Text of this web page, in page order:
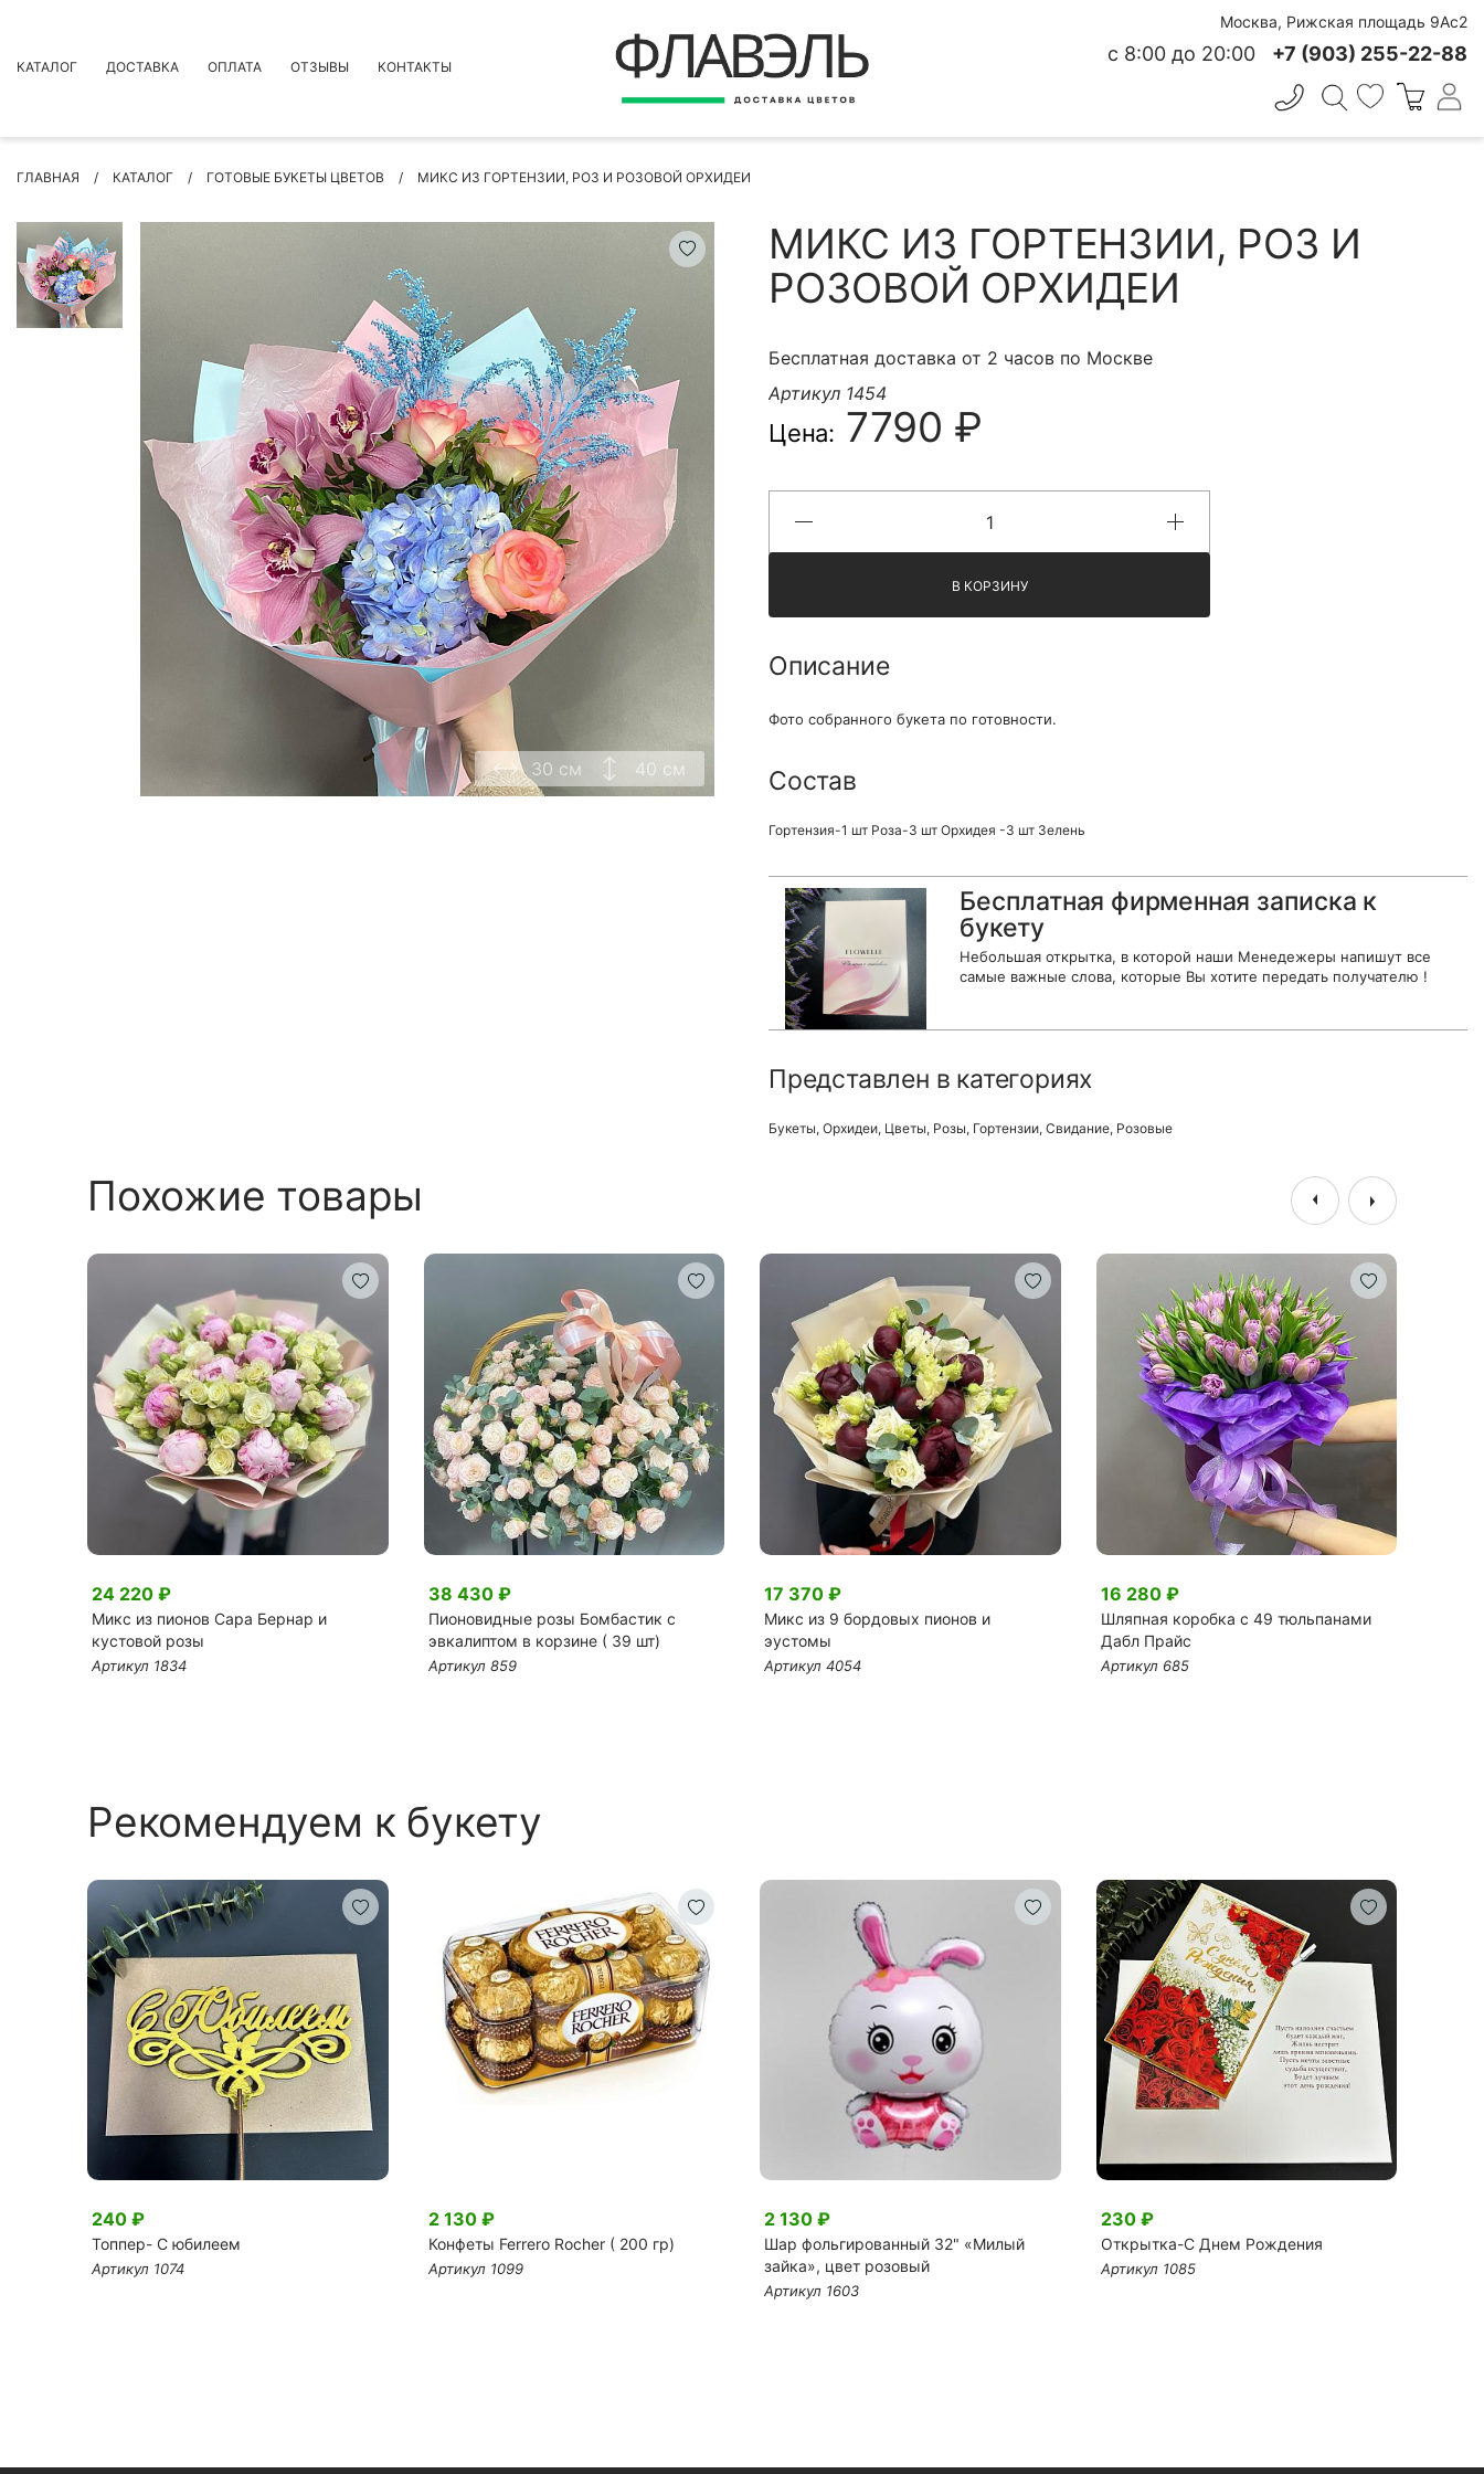
КАТАЛОГ
БУКЕТЫ
ЦВЕТЫ
ПОВОД
РОЗЫ
БУКЕТЫ НЕВЕСТЫ
КОМПОЗИЦИИ ЦВЕТОВ
СУХОЦВЕТЫ
ИНДИВИДУАЛЬНЫЙ ЗАКАЗ
ЦВЕТЫ ДЛЯ ПОХОРОН
КОНТАКТЫ
ДОСТАВКА ОПЛАТА ОТЗЫВЫ КОНТАКТЫ
Москва, Рижская площадь 9Ас2
с 8:00 до 20:00 +7 (903) 255-22-88
ГЛАВНАЯ КАТАЛОГ ГОТОВЫЕ БУКЕТЫ ЦВЕТОВ МИКС ИЗ ГОРТЕНЗИИ, РОЗ И РОЗОВОЙ ОРХИДЕИ
30 см 40 см
МИКС ИЗ ГОРТЕНЗИИ, РОЗ И
РОЗОВОЙ ОРХИДЕИ
Бесплатная доставка от 2 часов по Москве
Артикул 1454
Цена: 7790 ₽
В КОРЗИНУ
Описание
Фото собранного букета по готовности.
Состав
Гортензия-1 шт Роза-3 шт Орхидея -3 шт Зелень
Бесплатная фирменная записка к
букету
Небольшая открытка, в которой наши Менедежеры напишут все
самые важные слова, которые Вы хотите передать получателю !
Представлен в категориях
Букеты, Орхидеи, Цветы, Розы, Гортензии, Свидание, Розовые
Похожие товары
24 220 ₽
Микс из пионов Сара Бернар и
кустовой розы
Артикул 1834
38 430 ₽
Пионовидные розы Бомбастик с
эвкалиптом в корзине ( 39 шт)
Артикул 859
17 370 ₽
Микс из 9 бордовых пионов и
эустомы
Артикул 4054
16 280 ₽
Шляпная коробка с 49 тюльпанами
Дабл Прайс
Артикул 685
Рекомендуем к букету
240 ₽
Топпер- С юбилеем
Артикул 1074
2 130 ₽
Конфеты Ferrero Rocher ( 200 гр)
Артикул 1099
2 130 ₽
Шар фольгированный 32" «Милый
зайка», цвет розовый
Артикул 1603
230 ₽
Открытка-C Днем Рождения
Артикул 1085
ВЕРНУТЬСЯ
Быстрая покупка
КОНТАКТНЫЕ ДАННЫЕ
Я принимаю Политику конфиденциальности и
Правила использования сайта ФЛАВЭЛЬ. Мы не
продаем ваши данные и храним их в безопасности